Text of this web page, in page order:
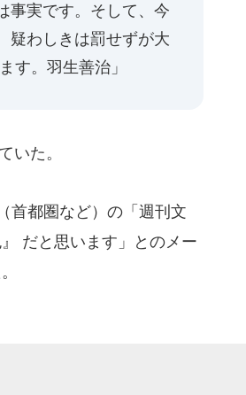
事実です。そして、今
疑わしきは罰せずが大
す。羽生善治」
いた。
首都圏など）の「週刊文
だと思います」とのメー